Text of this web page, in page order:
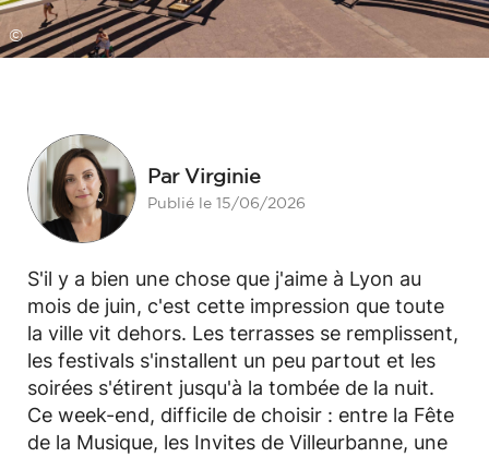
©
Par Virginie
Publié le 15/06/2026
S'il y a bien une chose que j'aime à Lyon au
mois de juin, c'est cette impression que toute
la ville vit dehors. Les terrasses se remplissent,
les festivals s'installent un peu partout et les
soirées s'étirent jusqu'à la tombée de la nuit.
Ce week-end, difficile de choisir : entre la Fête
de la Musique, les Invites de Villeurbanne, une